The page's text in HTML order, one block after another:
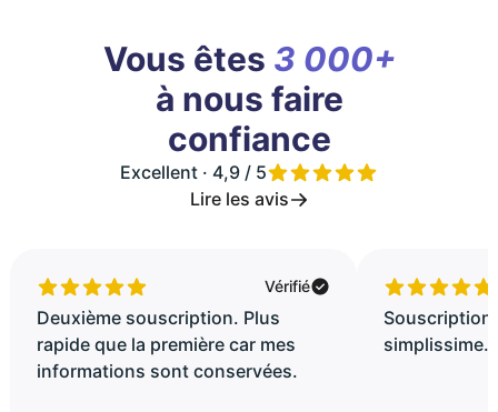
Vous êtes 3 000+
à nous faire
confiance
Excellent · 4,9 / 5
Lire les avis
Vérifié
Deuxième souscription. Plus
rapide que la première car mes
informations sont conservées.
Souscription